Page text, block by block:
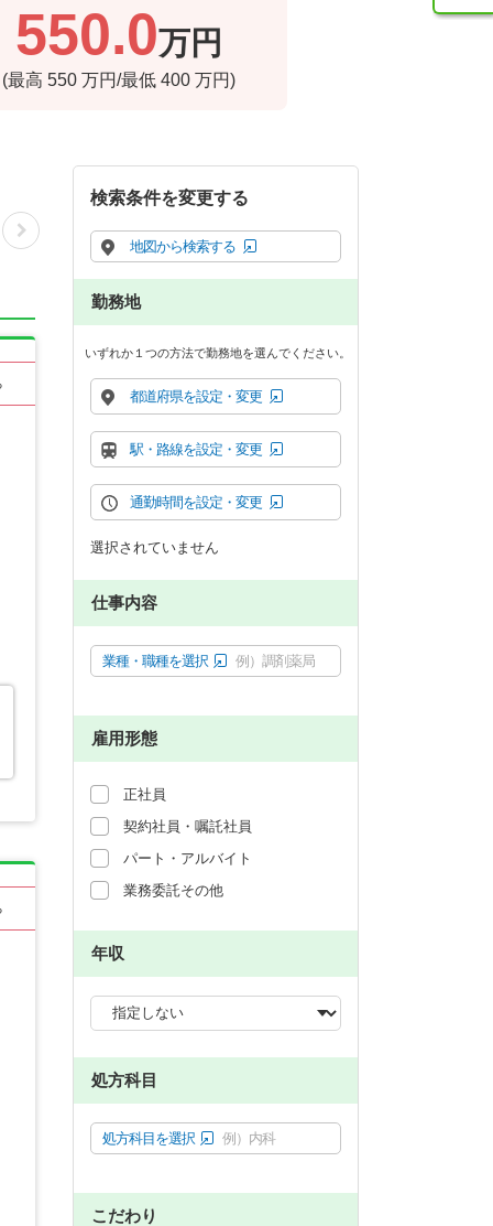
550.0万円
(最高 550 万円/最低 400 万円)
検索条件を変更する
地図から検索する
勤務地
いずれか１つの方法で勤務地を選んでください。
都道府県を設定・変更
駅・路線を設定・変更
通勤時間を設定・変更
選択されていません
仕事内容
業種・職種を選択 例）調剤薬局
雇用形態
正社員
契約社員・嘱託社員
パート・アルバイト
業務委託その他
年収
処方科目
処方科目を選択 例）内科
こだわり